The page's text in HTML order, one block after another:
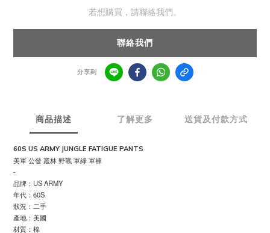
若想購買，請聯絡我們。
聯絡我們
分享到
商品描述 了解更多 送貨及付款方式
60S US ARMY JUNGLE FATIGUE PANTS
美軍 公發 叢林 野戰 軍綠 軍褲
-
品牌：US ARMY
年代：60S
狀況：二手
產地：美國
材質：棉